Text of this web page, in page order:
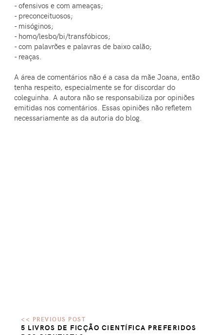
- ofensivos e com ameaças;
- preconceituosos;
- misóginos;
- homo/lesbo/bi/transfóbicos;
- com palavrões e palavras de baixo calão;
- reaças.
A área de comentários não é a casa da mãe Joana, então
tenha respeito, especialmente se for discordar do
coleguinha. A autora não se responsabiliza por opiniões
emitidas nos comentários. Essas opiniões não refletem
necessariamente as da autoria do blog.
5 LIVROS DE FICÇÃO CIENTÍFICA PREFERIDOS